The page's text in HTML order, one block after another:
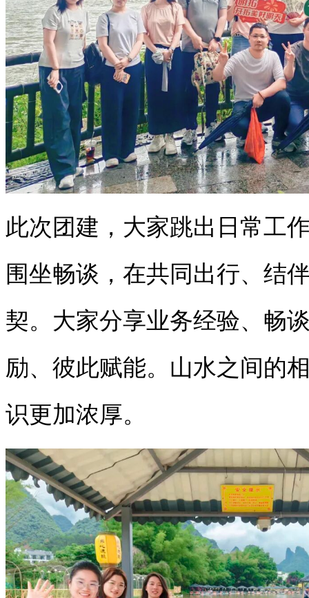
此次团建，大家跳出日常工
围坐畅谈，在共同出行、结
契。大家分享业务经验、畅
励、彼此赋能。山水之间的
识更加浓厚。